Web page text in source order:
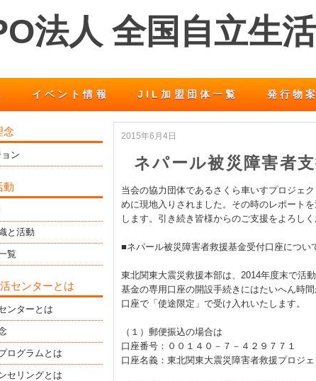
法人 全国自立生
イベント情報 JIL加盟団体一覧 発行物
2015年6月4日
ネパール被災障害者
当会の協力団体であるさくら車いすプロジェ
めに現地入りされました。その時のレポート
します。引き続き皆様からのご支援をよろしく
■ネパール被災障害者救援基金受付口座につい
東北関東大震災救援本部は、2014年度末で活
基金の専用口座の開設手続きにはたいへん時
口座で「使途限定」で受け入れいたします。
（１）郵便振込の場合は
口座番号：００１４０－７－４２９７７１
口座名義：東北関東大震災障害者救援プロジェ
念
ン
動
と活動
覧
センターとは
ンターとは
ログラムとは
セリングとは